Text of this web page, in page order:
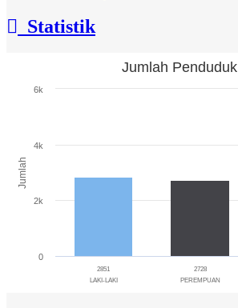
Statistik
Jumlah
Jumlah Penduduk
2851
LAKI-LAKI
2728
PEREMPUAN
0
2k
4k
6k